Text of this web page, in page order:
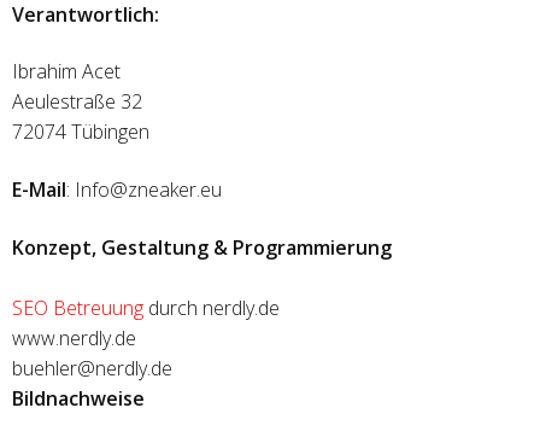
Verantwortlich:
Ibrahim Acet
Aeulestraße 32
72074 Tübingen
E-Mail: Info@zneaker.eu
Konzept, Gestaltung & Programmierung
SEO Betreuung durch nerdly.de
www.nerdly.de
buehler@nerdly.de
Bildnachweise